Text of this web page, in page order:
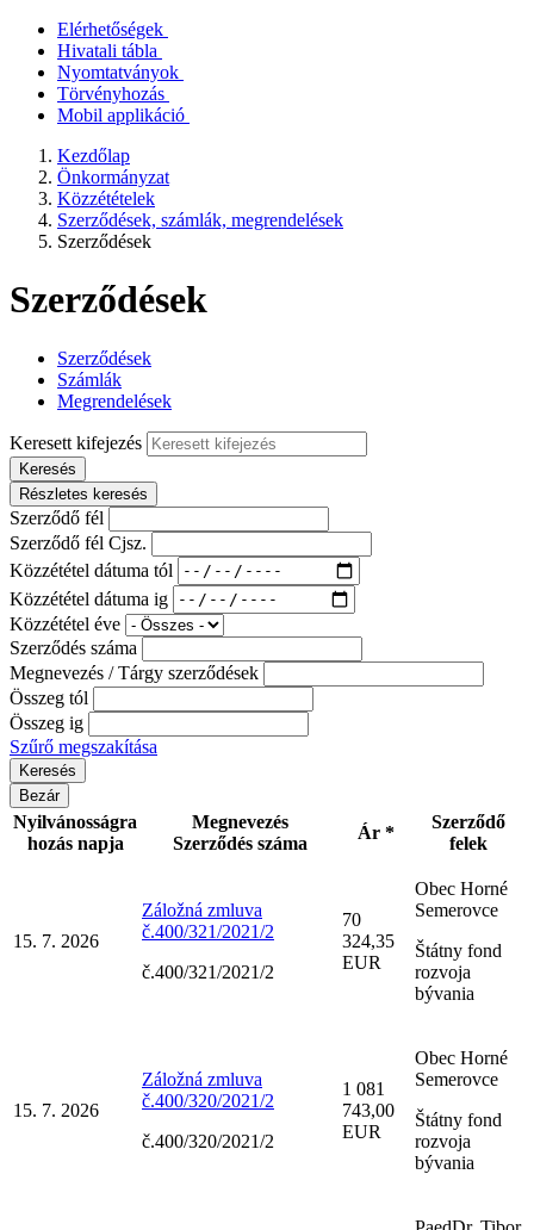
Elérhetőségek
Hivatali tábla
Nyomtatványok
Törvényhozás
Mobil applikáció
Kezdőlap
Önkormányzat
Közzétételek
Szerződések, számlák, megrendelések
Szerződések
Szerződések
Szerződések
Számlák
Megrendelések
Keresett kifejezés
Keresés
Részletes keresés
Szerződő fél
Szerződő fél Cjsz.
Közzététel dátuma tól
Közzététel dátuma ig
Közzététel éve
Szerződés száma
Megnevezés / Tárgy szerződések
Összeg tól
Összeg ig
Szűrő megszakítása
Bezár
Nyilvánosságra
hozás napja
Megnevezés
Szerződés száma
Ár *
Szerződő
felek
15. 7. 2026
Záložná zmluva
č.400/321/2021/2
č.400/321/2021/2
70
324,35
EUR
Obec Horné
Semerovce
Štátny fond
rozvoja
bývania
15. 7. 2026
Záložná zmluva
č.400/320/2021/2
č.400/320/2021/2
1 081
743,00
EUR
Obec Horné
Semerovce
Štátny fond
rozvoja
bývania